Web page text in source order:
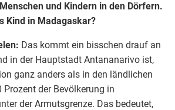
und Kindern in den Dörfern.
Kind in Madagaskar?
Das kommt ein bisschen drauf an
in der Hauptstadt Antananarivo ist,
ganz anders als in den ländlichen
Prozent der Bevölkerung in
der Armutsgrenze. Das bedeutet,